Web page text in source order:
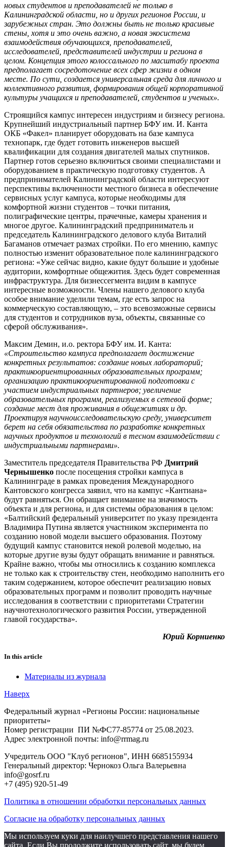
новых студентов и преподавателей не только в
Калининградской области, но и других регионов России, и
зарубежных стран. Это должны быть не только красивые
стены, хотя и это очень важно, а новая экосистема
взаимодействия обучающихся, преподавателей,
исследователей, представителей индустрии и региона в
целом. Концепция этого колоссального по масштабу проекта
предполагает сосредоточение всех сфер жизни в одном
месте. По сути, создается универсальная среда для личного и
коллективного развития, формирования общей корпоративной
культуры учащихся и преподавателей, студентов и ученых».
Строящийся кампус интересен индустриям и бизнесу региона.
Крупнейший индустриальный партнер БФУ им. И. Канта
ОКБ «Факел» планирует оборудовать на базе кампуса
технопарк, где будет готовить инженеров высшей
квалификации для создания двигателей малых спутников.
Партнер готов серьезно включиться своими специалистами и
оборудованием в практическую подготовку студентов. А
предпринимателей Калининградской области интересуют
перспективы включенности местного бизнеса в обеспечение
сервисных услуг кампуса, которые необходимы для
комфортной жизни студентов – точки питания,
полиграфические центры, прачечные, камеры хранения и
многое другое. Калининградский предприниматель и
председатель Калининградского делового клуба Виталий
Багаманов отмечает размах стройки. По его мнению, кампус
полностью изменит образовательное поле калининградского
региона: «Уже сейчас видно, какие будут большие и удобные
аудитории, комфортные общежития. Здесь будет современная
инфраструктура. Для бизнес­сегмента видим в кампусе
интересные возможности. Члены нашего делового клуба
особое внимание уделили темам, где есть запрос на
коммерческую составляющую, – это всевозможные сервисы
для студентов и сотрудников вуза, объекты, связанные со
сферой обслуживания».
Максим Демин, и.о. ректора БФУ им. И. Канта:
«Строительство кампуса предполагает достижение
конкретных результатов: создание новых лабораторий;
практико­ориентированных образовательных программ;
организацию практико­ориентированной подготовки с
участием индустриальных партнеров; увеличение
образовательных программ, реализуемых в сетевой форме;
создание мест для проживания в общежитиях и др.
Проектируя научно­исследовательскую среду, университет
берет на себя обязательства по разработке конкретных
научных продуктов и технологий в тесном взаимодействии с
индустриальными партнерами».
Заместитель председателя Правительства РФ Дмитрий
Чернышенко после посещения стройки кампуса в
Калининграде в рамках проведения Международного
Кантовского конгресса заявил, что на кампус «Кантиана»
будут равняться. Он обращает внимание на значимость
объекта и для региона, и для системы образования в целом:
«Балтийский федеральный университет по указу президента
Владимира Путина является участником эксперимента по
созданию новой модели высшего образования. Поэтому
будущий кампус становится некой ролевой моделью, на
которые другие вузы будут обращать внимание и равняться.
Крайне важно, чтобы мы относились к созданию комплекса
не только как к строительству стен, необходимо наполнить его
таким содержанием, которое обеспечит реализацию новых
образовательных программ и позволит проводить научные
исследования в соответствии с приоритетами Стратегии
научно­технологического развития России, утвержденной
главой государства».
Юрий Корниенко
In this article
Материалы из журнала
Наверх
Федеральный журнал «Регионы России: национальные
приоритеты»
Номер регистрации ПИ №ФС77-85774 от 25.08.2023.
Адрес электронной почты: info@rrmag.ru
Учредитель ООО "Клуб регионов", ИНН 6685155934
Генеральный директор: Чернокоз Ольга Валерьевна
info@gosrf.ru
+7 (495) 920-51-49
Политика в отношении обработки персональных данных
Согласие на обработку персональных данных
Мы используем куки для наилучшего представления нашего
сайта. Если Вы продолжите использовать сайт, мы будем